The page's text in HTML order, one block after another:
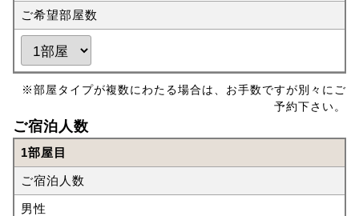
ご希望部屋数
※部屋タイプが複数にわたる場合は、お手数ですが別々にご
予約下さい。
ご宿泊人数
1部屋目
ご宿泊人数
男性